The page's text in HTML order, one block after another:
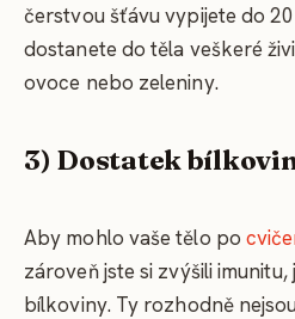
čerstvou šťávu vypijete do
dostanete do těla veškeré
ovoce nebo zeleniny.
3) Dostatek
Aby mohlo vaše tělo po
zároveň jste si zvýšili
bílkoviny. Ty rozhodně